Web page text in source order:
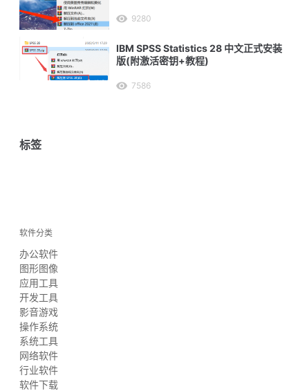
9280
IBM SPSS Statistics 28 中文正式安装
版(附激活密钥+教程)
7586
标签
软件分类
办公软件
图形图像
应用工具
开发工具
影音游戏
操作系统
系统工具
网络软件
行业软件
软件下载